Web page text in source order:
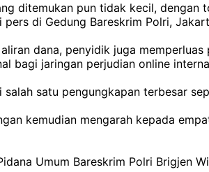
ditemukan pun tidak kecil, dengan
pers di Gedung Bareskrim Polri,
dana, penyidik juga
bagi jaringan perjudian online
salah satu pengungkapan terbesar
kemudian mengarah kepada
Umum Bareskrim Polri Brigjen